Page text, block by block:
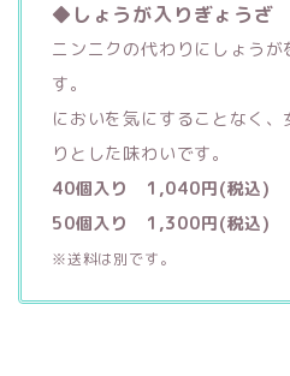
◆しょうが入りぎょうざ
ニンニクの代わりにしょう
す。
においを気にすることなく
りとした味わいです。
40個入り 1,040円(税込)
50個入り 1,300円(税込)
※送料は別です。